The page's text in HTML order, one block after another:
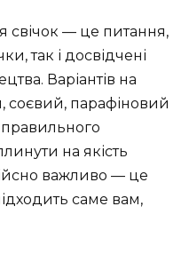
свічок — це питання,
так і досвідчені
Варіантів на
соєвий, парафіновий
правильного
на якість
важливо — це
саме вам,